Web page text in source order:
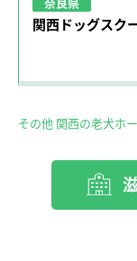
関西ドッグスク
その他 関西の老犬ホ